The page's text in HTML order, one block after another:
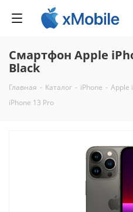
Смартфон Apple
Black
Главная - Каталог - iPhone - Apple
iPhone 13 Pro